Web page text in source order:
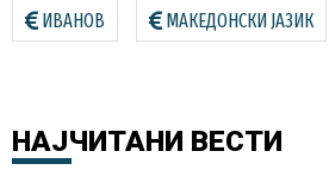
ИВАНОВ МАКЕДОНСКИ ЈАЗИК
НАЈЧИТАНИ ВЕСТИ